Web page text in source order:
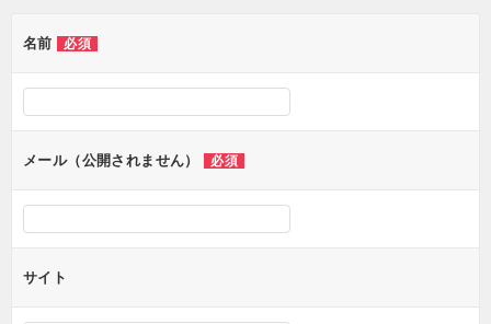
ー
シ
ン
名前 必須
メール（公開されません） 必須
サイト